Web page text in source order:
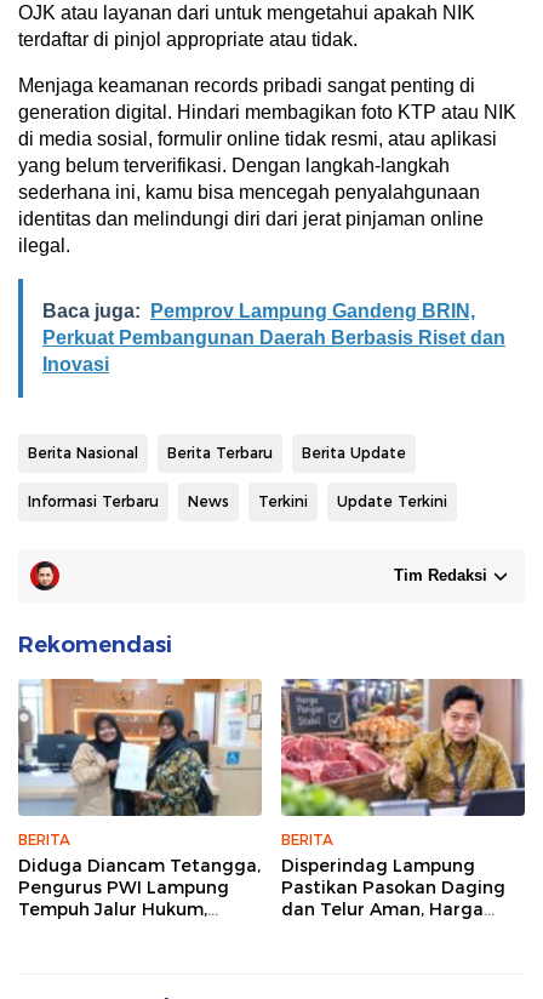
OJK atau layanan dari untuk mengetahui apakah NIK
terdaftar di pinjol appropriate atau tidak.
Menjaga keamanan records pribadi sangat penting di
generation digital. Hindari membagikan foto KTP atau NIK
di media sosial, formulir online tidak resmi, atau aplikasi
yang belum terverifikasi. Dengan langkah-langkah
sederhana ini, kamu bisa mencegah penyalahgunaan
identitas dan melindungi diri dari jerat pinjaman online
ilegal.
Baca juga:
Pemprov Lampung Gandeng BRIN,
Perkuat Pembangunan Daerah Berbasis Riset dan
Inovasi
Berita Nasional Berita Terbaru Berita Update
Informasi Terbaru News Terkini Update Terkini
Tim Redaksi
Rekomendasi
BERITA
Diduga Diancam Tetangga,
Pengurus PWI Lampung
Tempuh Jalur Hukum,
BERITA
Disperindag Lampung
Pastikan Pasokan Daging
dan Telur Aman, Harga